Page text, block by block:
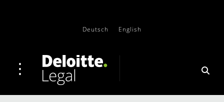
Deutsch English